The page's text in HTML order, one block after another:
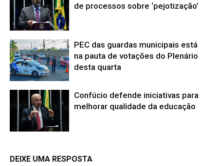
de processos sobre ‘pejotização’
PEC das guardas municipais está
na pauta de votações do Plenário
desta quarta
Confúcio defende iniciativas para
melhorar qualidade da educação
DEIXE UMA RESPOSTA